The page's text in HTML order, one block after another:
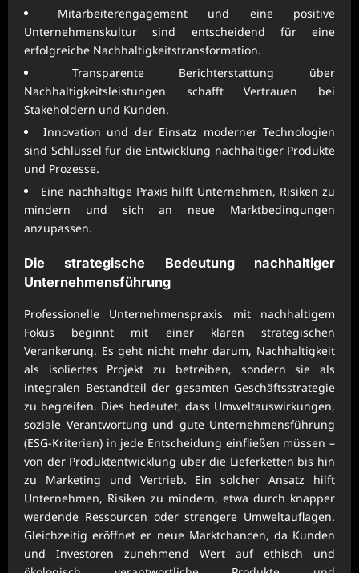
Mitarbeiterengagement und eine positive
Unternehmenskultur sind entscheidend für eine
erfolgreiche Nachhaltigkeitstransformation.
Transparente Berichterstattung über
Nachhaltigkeitsleistungen schafft Vertrauen bei
Stakeholdern und Kunden.
Innovation und der Einsatz moderner Technologien
sind Schlüssel für die Entwicklung nachhaltiger Produkte
und Prozesse.
Eine nachhaltige Praxis hilft Unternehmen, Risiken zu
mindern und sich an neue Marktbedingungen
anzupassen.
Die strategische Bedeutung nachhaltiger
Unternehmensführung
Professionelle Unternehmenspraxis mit nachhaltigem
Fokus beginnt mit einer klaren strategischen
Verankerung. Es geht nicht mehr darum, Nachhaltigkeit
als isoliertes Projekt zu betreiben, sondern sie als
integralen Bestandteil der gesamten Geschäftsstrategie
zu begreifen. Dies bedeutet, dass Umweltauswirkungen,
soziale Verantwortung und gute Unternehmensführung
(ESG-Kriterien) in jede Entscheidung einfließen müssen –
von der Produktentwicklung über die Lieferketten bis hin
zu Marketing und Vertrieb. Ein solcher Ansatz hilft
Unternehmen, Risiken zu mindern, etwa durch knapper
werdende Ressourcen oder strengere Umweltauflagen.
Gleichzeitig eröffnet er neue Marktchancen, da Kunden
und Investoren zunehmend Wert auf ethisch und